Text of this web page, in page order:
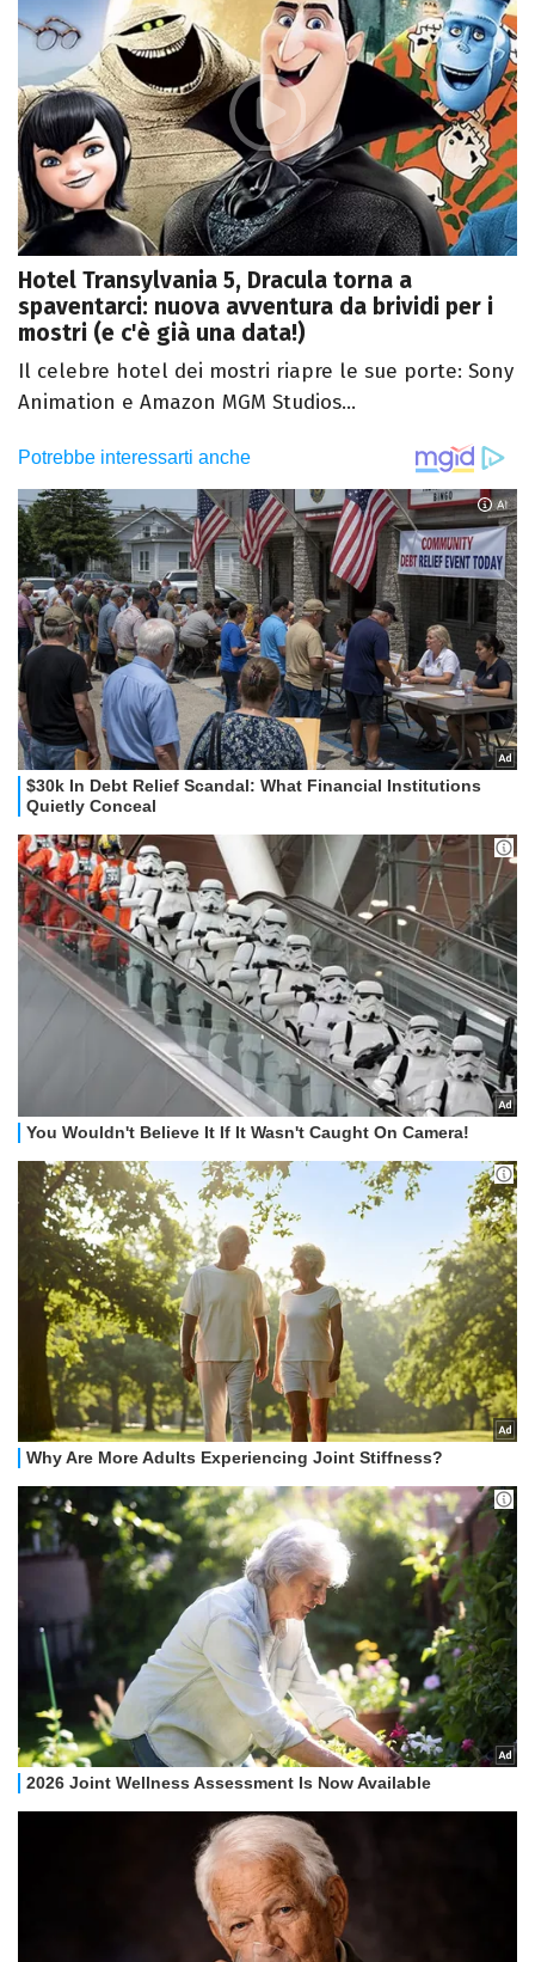
Hotel Transylvania 5, Dracula torna a
spaventarci: nuova avventura da brividi per i
mostri (e c'è già una data!)
Il celebre hotel dei mostri riapre le sue porte: Sony
Animation e Amazon MGM Studios...